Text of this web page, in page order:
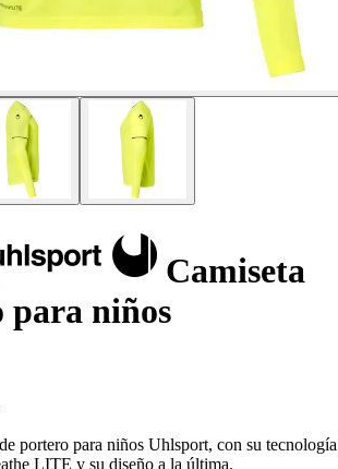
Camiseta
para niños
portero para niños Uhlsport, con su tecnología
LITE y su diseño a la última.